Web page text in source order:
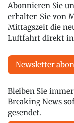
Abonnieren Sie
erhalten Sie von
Mittagszeit die
Luftfahrt direkt in
Newsletter
Bleiben Sie
Breaking News
gesendet.